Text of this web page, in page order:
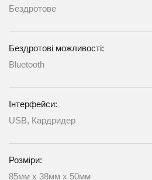
Бездротове
Бездротові можливості:
Bluetooth
Інтерфейси:
USB, Кардридер
Розміри:
85мм х 38мм х 50мм